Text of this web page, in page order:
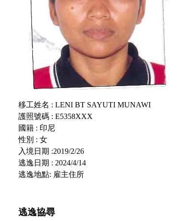
移工姓名 : LENI BT SAYUTI MUNAWI
護照號碼 : E5358XXX
國籍 : 印尼
性別 : 女
入境日期 :2019/2/26
逃逸日期 : 2024/4/14
逃逸地點: 雇主住所
逃逸協尋